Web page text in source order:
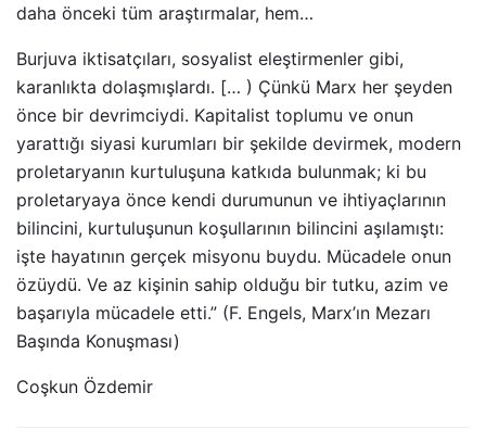
daha önceki tüm araştırmalar, hem…
Burjuva iktisatçıları, sosyalist eleştirmenler gibi,
karanlıkta dolaşmışlardı. [… ) Çünkü Marx her şeyden
önce bir devrimciydi. Kapitalist toplumu ve onun
yarattığı siyasi kurumları bir şekilde devirmek, modern
proletaryanın kurtuluşuna katkıda bulunmak; ki bu
proletaryaya önce kendi durumunun ve ihtiyaçlarının
bilincini, kurtuluşunun koşullarının bilincini aşılamıştı:
işte hayatının gerçek misyonu buydu. Mücadele onun
özüydü. Ve az kişinin sahip olduğu bir tutku, azim ve
başarıyla mücadele etti.” (F. Engels, Marx’ın Mezarı
Başında Konuşması)
Coşkun Özdemir